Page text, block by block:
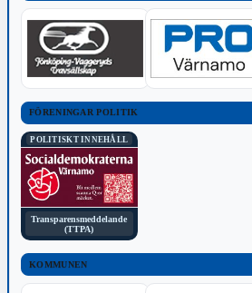
FÖRENINGAR POLITIK
POLITISKT INNEHÅLL
Transparensmeddelande
(TTPA)
KOMMUNEN